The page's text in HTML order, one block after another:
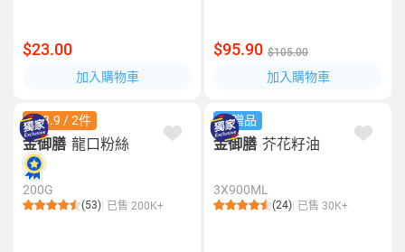
$23.00
加入購物車
$95.90 $105.00
加入購物車
$18.9 / 2件
金御膳 龍口粉絲
200G
(53) 已售 200K+
送贈品
金御膳 芥花籽油
3X900ML
(24) 已售 30K+